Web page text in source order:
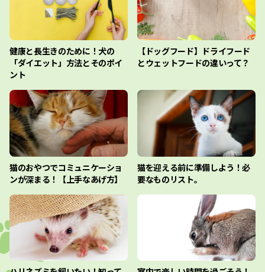
健康と長生きのために！犬の
「ダイエット」方法とそのポイ
ント
【ドッグフード】ドライフード
とウェットフードの違いって？
猫のおやつでコミュニケーショ
ンが深まる！【上手なあげ方】
猫を迎える前に準備しよう！必
要なものリスト。